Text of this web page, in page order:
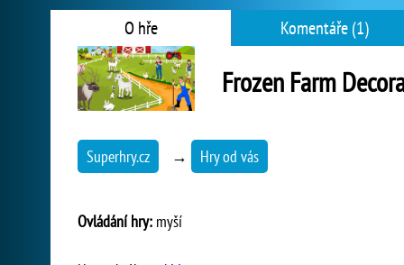
O hře Komentáře (1)
Frozen Farm
Superhry.cz → Hry od vás
Ovládání hry: myší